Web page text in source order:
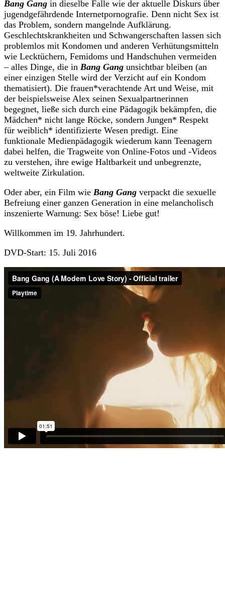
Bang Gang in dieselbe Falle wie der aktuelle Diskurs über
jugendgefährdende Internetpornografie. Denn nicht Sex ist
das Problem, sondern mangelnde Aufklärung.
Geschlechtskrankheiten und Schwangerschaften lassen sich
problemlos mit Kondomen und anderen Verhütungsmitteln
wie Lecktüchern, Femidoms und Handschuhen vermeiden
– alles Dinge, die in Bang Gang unsichtbar bleiben (an
einer einzigen Stelle wird der Verzicht auf ein Kondom
thematisiert). Die frauen*verachtende Art und Weise, mit
der beispielsweise Alex seinen Sexualpartnerinnen
begegnet, ließe sich durch eine Pädagogik bekämpfen, die
Mädchen* nicht lange Röcke, sondern Jungen* Respekt
für weiblich* identifizierte Wesen predigt. Eine
funktionale Medienpädagogik wiederum kann Teenagern
dabei helfen, die Tragweite von Online-Fotos und -Videos
zu verstehen, ihre ewige Haltbarkeit und unbegrenzte,
weltweite Zirkulation.
Oder aber, ein Film wie Bang Gang verpackt die sexuelle
Befreiung einer ganzen Generation in eine melancholisch
inszenierte Warnung: Sex böse! Liebe gut!
Willkommen im 19. Jahrhundert.
DVD-Start: 15. Juli 2016